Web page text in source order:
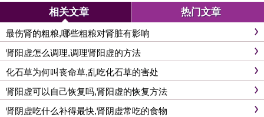
相关文章 热门文章
最伤肾的粗粮,哪些粗粮对肾脏有影响
肾阳虚怎么调理,调理肾阳虚的方法
化石草为何叫丧命草,乱吃化石草的害处
肾阳虚可以自己恢复吗,肾阳虚的恢复方法
肾阴虚吃什么补得最快,肾阴虚常吃的食物